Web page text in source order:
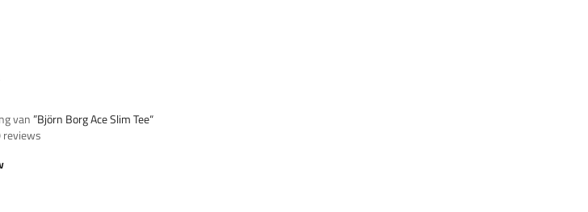
van”Björn Borg Ace Slim Tee“
reviews